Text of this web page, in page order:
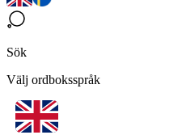
Sök
Välj ordboksspråk